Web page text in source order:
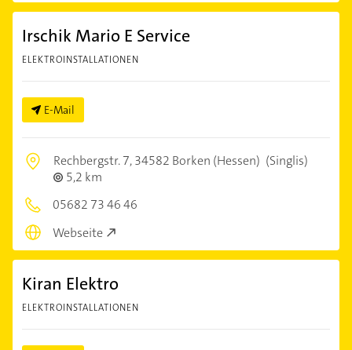
Irschik Mario E Service
ELEKTROINSTALLATIONEN
E-Mail
Rechbergstr. 7,34582 Borken (Hessen) (Singlis)
5,2 km
05682 73 46 46
Webseite
Kiran Elektro
ELEKTROINSTALLATIONEN